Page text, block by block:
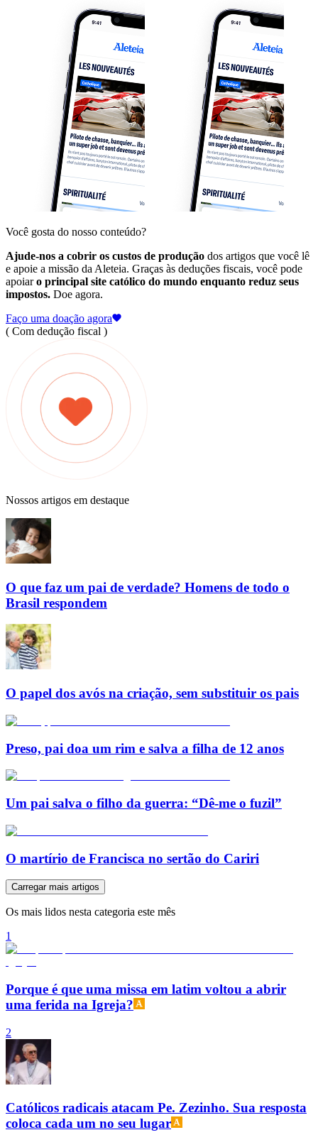
Você gosta do nosso conteúdo?
Ajude-nos a cobrir os custos de produção dos artigos que você lê
e apoie a missão da Aleteia. Graças às deduções fiscais, você pode
apoiaro principal site católico do mundo enquanto reduz seus
impostos. Doe agora.
Faço uma doação agora
( Com dedução fiscal )
Nossos artigos em destaque
O que faz um pai de verdade? Homens de todo o
Brasil respondem
O papel dos avós na criação, sem substituir os pais
Preso, pai doa um rim e salva a filha de 12 anos
Um pai salva o filho da guerra: “Dê-me o fuzil”
O martírio de Francisca no sertão do Cariri
Carregar mais artigos
Os mais lidos nesta categoria este mês
1
Porque é que uma missa em latim voltou a abrir
uma ferida na Igreja?
2
Católicos radicais atacam Pe. Zezinho. Sua resposta
coloca cada um no seu lugar